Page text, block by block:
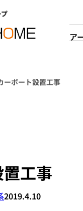
ア
でと
ーポート設置工事
工事
2019.4.10